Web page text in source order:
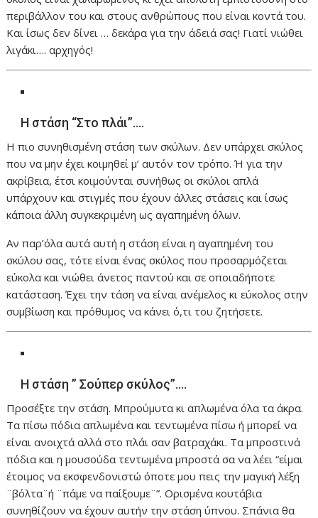
περιβάλλον του και στους ανθρώπους που είναι κοντά του.
Και ίσως δεν δίνει … δεκάρα για την άδειά σας! Γιατί νιώθει
λιγάκι…. αρχηγός!
Η στάση “Στο πλάι”….
Η πιο συνηθισμένη στάση των σκύλων. Δεν υπάρχει σκύλος
που να μην έχει κοιμηθεί μ’ αυτόν τον τρόπο. Ή για την
ακρίβεια, έτσι κοιμούνται συνήθως οι σκύλοι απλά
υπάρχουν και στιγμές που έχουν άλλες στάσεις και ίσως
κάποια άλλη συγκεκριμένη ως αγαπημένη όλων.
Αν παρ’όλα αυτά αυτή η στάση είναι η αγαπημένη του
σκύλου σας, τότε είναι ένας σκύλος που προσαρμόζεται
εύκολα και νιώθει άνετος παντού και σε οποιαδήποτε
κατάσταση. Έχει την τάση να είναι ανέμελος κι εύκολος στην
συμβίωση και πρόθυμος να κάνει ό,τι του ζητήσετε.
Η στάση ” Σούπερ σκύλος”….
Προσέξτε την στάση. Μπρούμυτα κι απλωμένα όλα τα άκρα.
Τα πίσω πόδια απλωμένα και τεντωμένα πίσω ή μπορεί να
είναι ανοιχτά αλλά στο πλάι σαν βατραχάκι. Τα μπροστινά
πόδια και η μουσούδα τεντωμένα μπροστά σα να λέει “είμαι
έτοιμος να εκσφενδονιστώ όποτε μου πεις την μαγική λέξη
¨βόλτα¨ή ¨πάμε να παίξουμε¨”. Ορισμένα κουτάβια
συνηθίζουν να έχουν αυτήν την στάση ύπνου. Σπάνια θα